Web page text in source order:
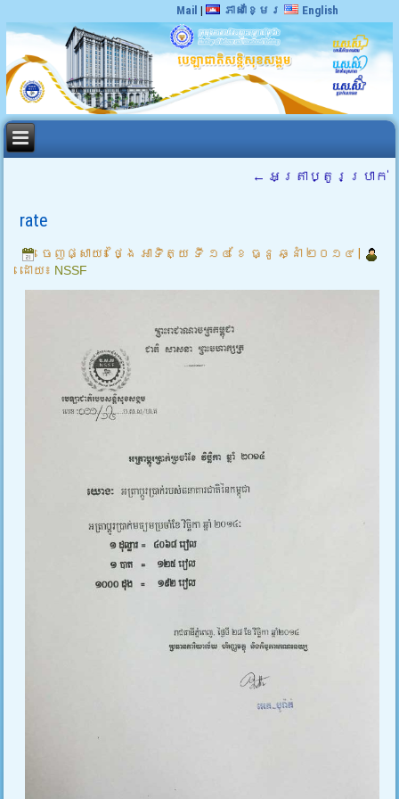
Mail | ភាសាខ្មែរ English
← អត្រាប្តូរប្រាក់
rate
ចេញផ្សាយ៖ ថ្ងៃ អាទិត្យ ទី ១៤ ខែ ធ្នូ ឆ្នាំ ២០១៤
ដោយ៖ NSSF